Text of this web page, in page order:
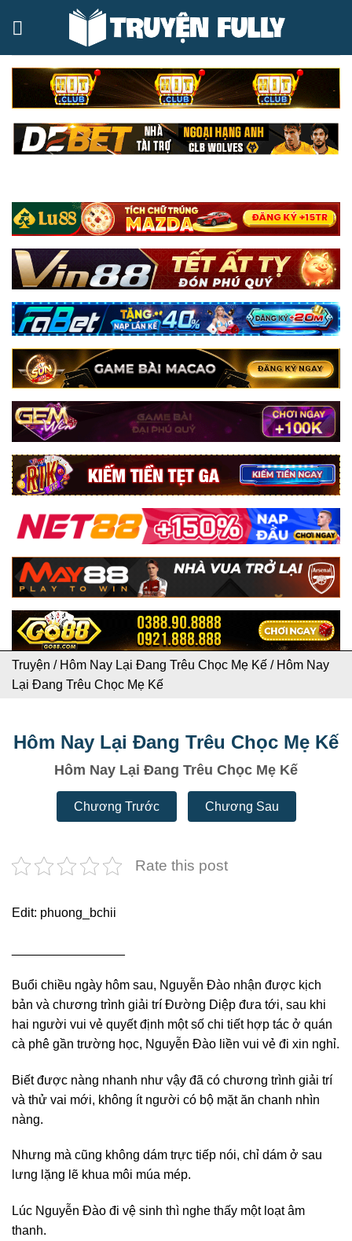
Truyện / Hôm Nay Lại Đang Trêu Chọc Mẹ Kế / Hôm Nay
Lại Đang Trêu Chọc Mẹ Kế
Hôm Nay Lại Đang Trêu Chọc Mẹ Kế
Hôm Nay Lại Đang Trêu Chọc Mẹ Kế
Chương Trước Chương Sau
Rate this post
Edit: phuong_bchii
Buổi chiều ngày hôm sau, Nguyễn Đào nhận được kịch
bản và chương trình giải trí Đường Diệp đưa tới, sau khi
hai người vui vẻ quyết định một số chi tiết hợp tác ở quán
cà phê gần trường học, Nguyễn Đào liền vui vẻ đi xin nghỉ.
Biết được nàng nhanh như vậy đã có chương trình giải trí
và thử vai mới, không ít người có bộ mặt ăn chanh nhìn
nàng.
Nhưng mà cũng không dám trực tiếp nói, chỉ dám ở sau
lưng lặng lẽ khua môi múa mép.
Lúc Nguyễn Đào đi vệ sinh thì nghe thấy một loạt âm
thanh.